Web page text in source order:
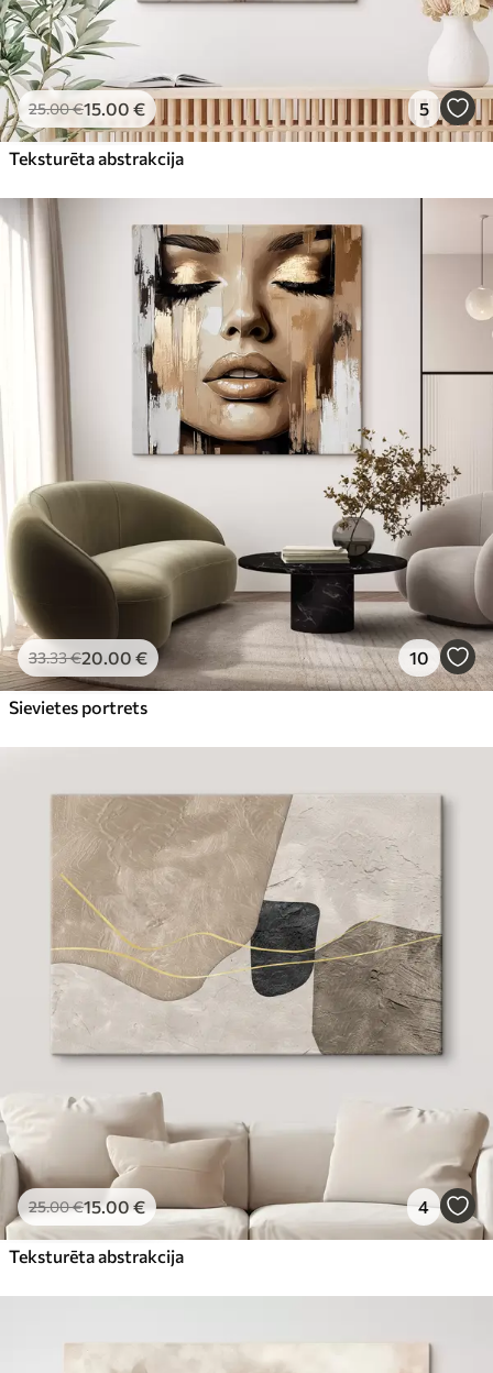
25.00€15.00 € 5
Teksturēta abstrakcija
33.33€20.00 € 10
Sievietes portrets
25.00€15.00€ 4
Teksturēta abstrakcija